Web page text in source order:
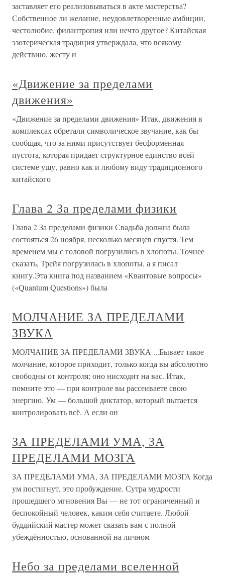
заставляет его реализовываться в акте мастерства?
Собственное ли желание, неудовлетворенные амбиции,
честолюбие, филантропия или нечто другое? Китайская
эзотерическая традиция утверждала, что всякому
действию, жесту и
«Движение за пределами
движения»
«Движение за пределами движения» Итак, движения в
комплексах обретали символическое звучание, как бы
сообщая, что за ними присутствует бесформенная
пустота, которая придает структурное единство всей
системе ушу, равно как и любому виду традиционного
китайского
Глава 2 За пределами физики
Глава 2 За пределами физики Свадьба должна была
состояться 26 ноября, несколько месяцев спустя. Тем
временем мы с головой погрузились в хлопоты. Точнее
сказать, Трейя погрузилась в хлопоты, а я писал
книгу.Эта книга под названием «Квантовые вопросы»
(«Quantum Questions») была
МОЛЧАНИЕ ЗА ПРЕДЕЛАМИ
ЗВУКА
МОЛЧАНИЕ ЗА ПРЕДЕЛАМИ ЗВУКА ...Бывает такое
молчание, которое приходит, только когда вы абсолютно
свободны от контроля; оно нисходит на вас. Итак,
помните это — при контроле вы рассеиваете свою
энергию. Ум — большой диктатор, который пытается
контролировать всё. А если он
ЗА ПРЕДЕЛАМИ УМА, ЗА
ПРЕДЕЛАМИ МОЗГА
ЗА ПРЕДЕЛАМИ УМА, ЗА ПРЕДЕЛАМИ МОЗГА Когда
ум постигнут, это пробуждение. Сутра мудрости
прошедшего мгновения Вы — не тот ограниченный и
беспокойный человек, каким себя считаете. Любой
буддийский мастер может сказать вам с полной
убеждённостью, основанной на личном
Небо за пределами вселенной